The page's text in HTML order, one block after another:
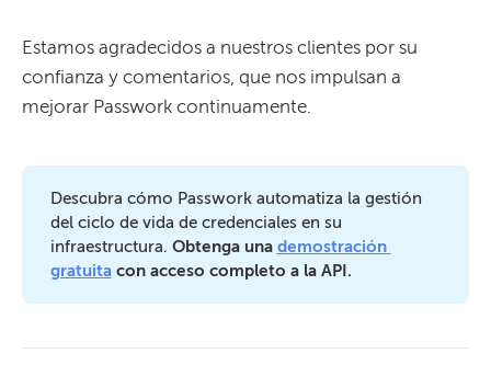
Estamos agradecidos a nuestros clientes por su
confianza y comentarios, que nos impulsan a
mejorar Passwork continuamente.
Descubra cómo Passwork automatiza la gestión
del ciclo de vida de credenciales en su
infraestructura. Obtenga una demostración
gratuita con acceso completo a la API.